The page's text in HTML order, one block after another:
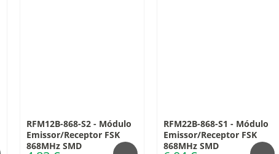
RFM12B-868-S2 - Módulo
Emissor/Receptor FSK
868MHz SMD
RFM22B-868-S1 - Módulo
Emissor/Receptor FSK
868MHz SMD